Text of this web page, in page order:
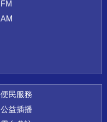
FM
AM
便民服務
公益插播